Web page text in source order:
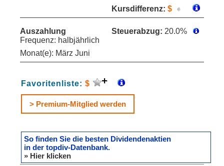
Kursdifferenz: $
Auszahlung
Frequenz: halbjährlich
Monat(e): März Juni
Steuerabzug: 20.0%
Favoritenliste: $
> Premium-Mitglied werden
So finden Sie die besten Dividendenaktien
in der topdiv-Datenbank.
» Hier klicken